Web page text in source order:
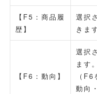
【F5：商品履
歴】
選択
きま
【F6：動向】
選択
ます。
（
動向